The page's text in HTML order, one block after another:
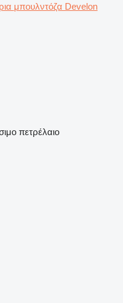
μπουλντόζα Develon
πετρέλαιο